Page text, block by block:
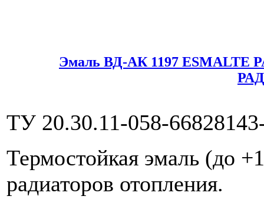
Эмаль ВД-АК 1197 ESMALTE
ТУ 20.30.11-058-
Термостойкая эмаль (до
радиаторов отопления.